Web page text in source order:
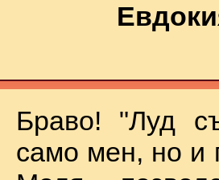
Браво! "Луд
само мен, но и